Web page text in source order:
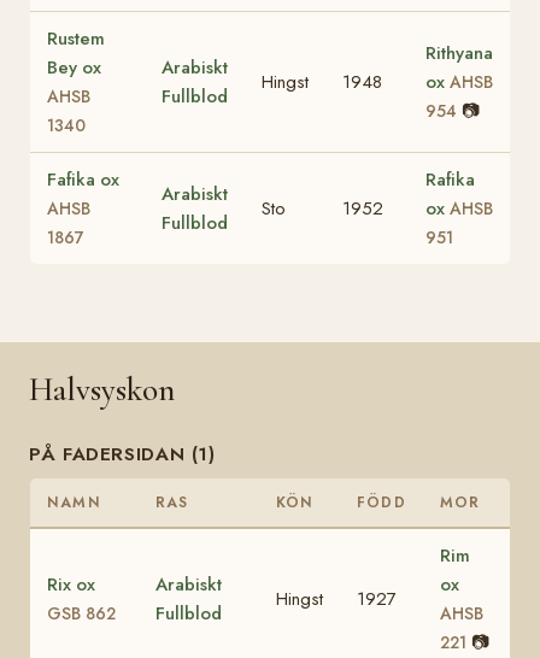
Rustem
Bey ox
AHSB
1340
Arabiskt
Fullblod
Hingst 1948
Rithyana
ox AHSB
954 📷
Fafika ox
AHSB
1867
Arabiskt
Fullblod
Sto 1952
Rafika
ox AHSB
951
Halvsyskon
PÅ FADERSIDAN (1)
NAMN RAS KÖN FÖDD MOR
Rix ox
GSB 862
Arabiskt
Fullblod
Hingst 1927
Rim
ox
AHSB
221 📷